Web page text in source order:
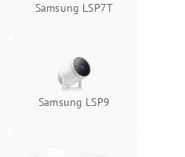
Samsung LSP7T
Samsung LSP9